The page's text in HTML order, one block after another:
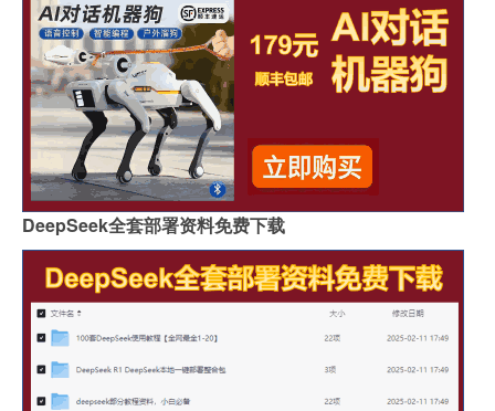
DeepSeek全套部署资料免费下载